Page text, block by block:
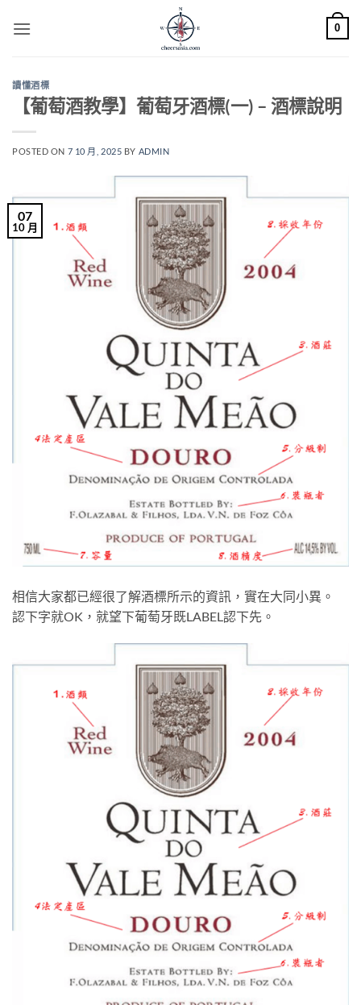
0
讀懂酒標
【葡萄酒教學】葡萄牙酒標(一) – 酒標說明
POSTED ON 7 10 月, 2025 BY ADMIN
07
10 月
相信大家都已經很了解酒標所示的資訊，實在大同小異。
認下字就OK，就望下葡萄牙既LABEL認下先。